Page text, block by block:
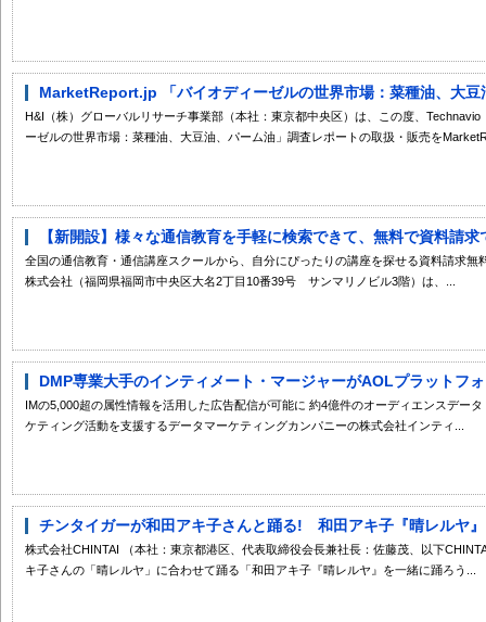
MarketReport.jp 「バイオディーゼルの世界市場：菜種油、大豆
H&I（株）グローバルリサーチ事業部（本社：東京都中央区）は、この度、
ーゼルの世界市場：菜種油、大豆油、パーム油」調査レポートの取扱・販売を
【新開設】様々な通信教育を手軽に検索できて、無料で資料請
全国の通信教育・通信講座スクールから、自分にぴったりの講座を探せる資料請求無
株式会社（福岡県福岡市中央区大名2丁目10番39号 サンマリノビル3階）は、...
DMP専業大手のインティメート・マージャーがAOLプラットフ
IMの5,000超の属性情報を活用した広告配信が可能に 約4億件のオーディエンスデー
ケティング活動を支援するデータマーケティングカンパニーの株式会社インティ...
チンタイガーが和田アキ子さんと踊る! 和田アキ子『晴レルヤ
株式会社CHINTAI （本社：東京都港区、代表取締役会長兼社長：佐藤茂、以下
キ子さんの「晴レルヤ」に合わせて踊る「和田アキ子『晴レルヤ』を一緒に踊ろう...